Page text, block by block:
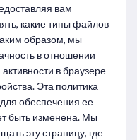
вам
какие типы файлов
образом, мы
в отношении
в браузере
Эта политика
обеспечения ее
быть изменена. Мы
эту страницу, где